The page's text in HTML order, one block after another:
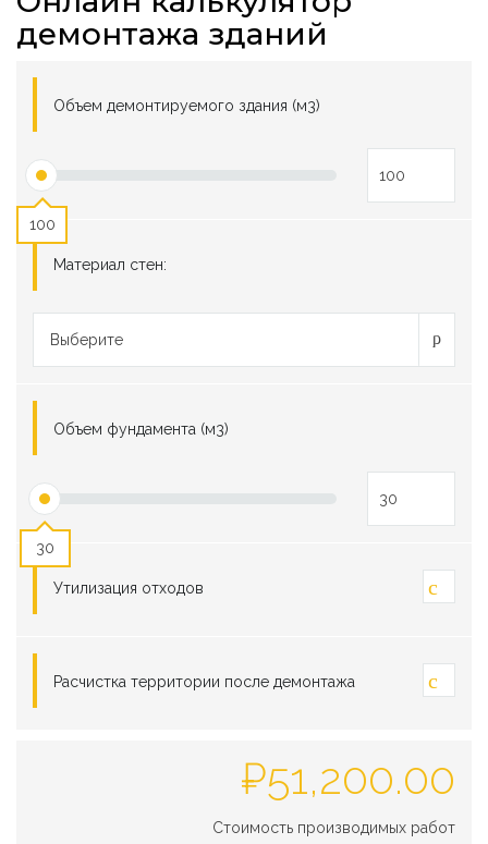
демонтажа зданий
Объем демонтируемого здания (м3)
100
Материал стен:
Выберите
Объем фундамента (м3)
30
Утилизация отходов
Расчистка территории после демонтажа
₽51,200.00
Стоимость производимых работ